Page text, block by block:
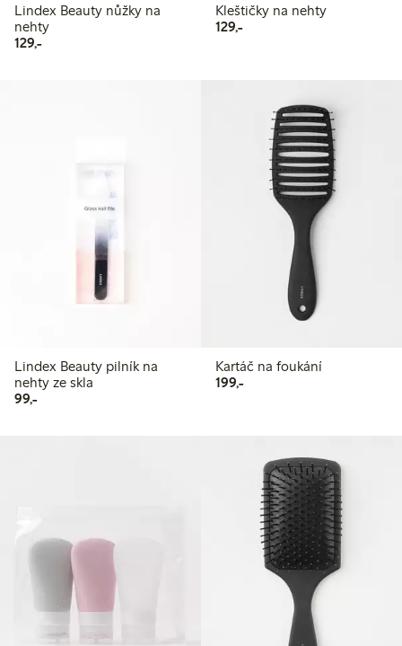
Lindex Beauty nůžky na
nehty
129,-129,00 Kč
Kleštičky na nehty
129,-129,00 Kč
Lindex Beauty pilník na
nehty ze skla
99,-99,00 Kč
Kartáč na foukání
199,-199,00 Kč